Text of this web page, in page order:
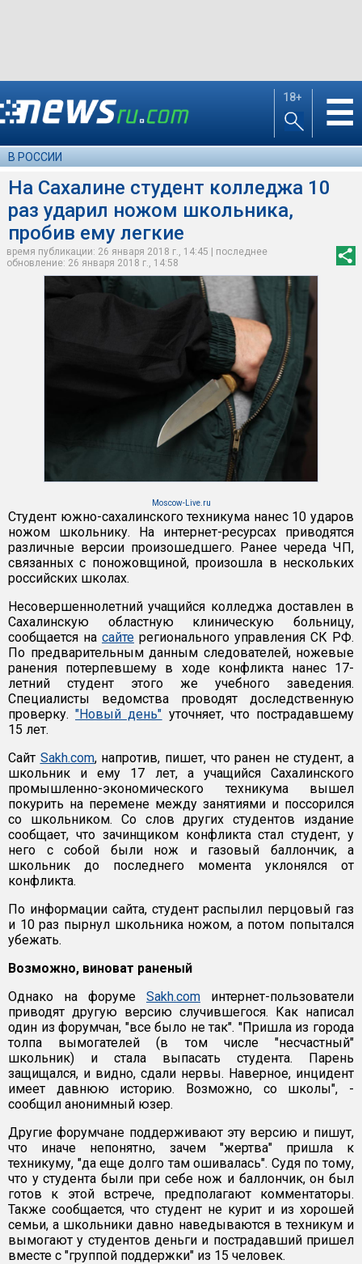
18+ ☰
В РОССИИ
На Сахалине студент колледжа 10
раз ударил ножом школьника,
пробив ему легкие
время публикации: 26 января 2018 г., 14:45 | последнее
обновление: 26 января 2018 г., 14:58
Moscow-Live.ru
Студент южно-сахалинского техникума нанес 10 ударов
ножом школьнику. На интернет-ресурсах приводятся
различные версии произошедшего. Ранее череда ЧП,
связанных с поножовщиной, произошла в нескольких
российских школах.
Несовершеннолетний учащийся колледжа доставлен в
Сахалинскую областную клиническую больницу,
сообщается на сайте регионального управления СК РФ.
По предварительным данным следователей, ножевые
ранения потерпевшему в ходе конфликта нанес 17-
летний студент этого же учебного заведения.
Специалисты ведомства проводят доследственную
проверку."Новый день" уточняет, что пострадавшему
15 лет.
Сайт Sakh.com, напротив, пишет, что ранен не студент, а
школьник и ему 17 лет, а учащийся Сахалинского
промышленно-экономического техникума вышел
покурить на перемене между занятиями и поссорился
со школьником. Со слов других студентов издание
сообщает, что зачинщиком конфликта стал студент, у
него с собой были нож и газовый баллончик, а
школьник до последнего момента уклонялся от
конфликта.
По информации сайта, студент распылил перцовый газ
и 10 раз пырнул школьника ножом, а потом попытался
убежать.
Возможно, виноват раненый
Однако на форуме Sakh.com интернет-пользователи
приводят другую версию случившегося. Как написал
один из форумчан, "все было не так". "Пришла из города
толпа вымогателей (в том числе "несчастный"
школьник) и стала выпасать студента. Парень
защищался, и видно, сдали нервы. Наверное, инцидент
имеет давнюю историю. Возможно, со школы", -
сообщил анонимный юзер.
Другие форумчане поддерживают эту версию и пишут,
что иначе непонятно, зачем "жертва" пришла к
техникуму, "да еще долго там ошивалась". Судя по тому,
что у студента были при себе нож и баллончик, он был
готов к этой встрече, предполагают комментаторы.
Также сообщается, что студент не курит и из хорошей
семьи, а школьники давно наведываются в техникум и
вымогают у студентов деньги и пострадавший пришел
вместе с "группой поддержки" из 15 человек.